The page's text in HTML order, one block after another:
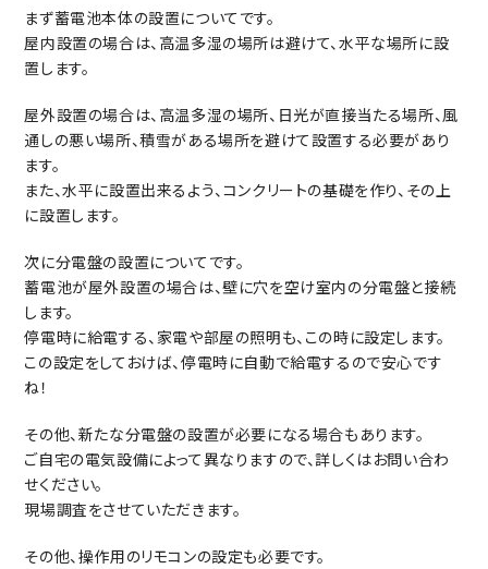
まず蓄電池本体の設置についてです。
屋内設置の場合は、高温多湿の場所は避けて、水平な場所に設
置します。
屋外設置の場合は、高温多湿の場所、日光が直接当たる場所、風
通しの悪い場所、積雪がある場所を避けて設置する必要があり
ます。
また、水平に設置出来るよう、コンクリートの基礎を作り、その上
に設置します。
次に分電盤の設置についてです。
蓄電池が屋外設置の場合は、壁に穴を空け室内の分電盤と接続
します。
停電時に給電する、家電や部屋の照明も、この時に設定します。
この設定をしておけば、停電時に自動で給電するので安心です
ね！
その他、新たな分電盤の設置が必要になる場合もあります。
ご自宅の電気設備によって異なりますので、詳しくはお問い合わ
せください。
現場調査をさせていただきます。
その他、操作用のリモコンの設定も必要です。